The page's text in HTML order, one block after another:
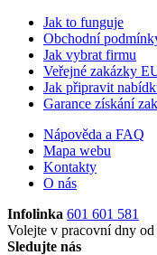
Jak to funguje
Obchodní
Jak vybrat firmu
Veřejné zakázky
Jak připravit
Garance získání
Nápověda a FAQ
Mapa webu
Kontakty
O nás
Infolinka 601 601 581
Volejte v pracovní dny
Sledujte nás